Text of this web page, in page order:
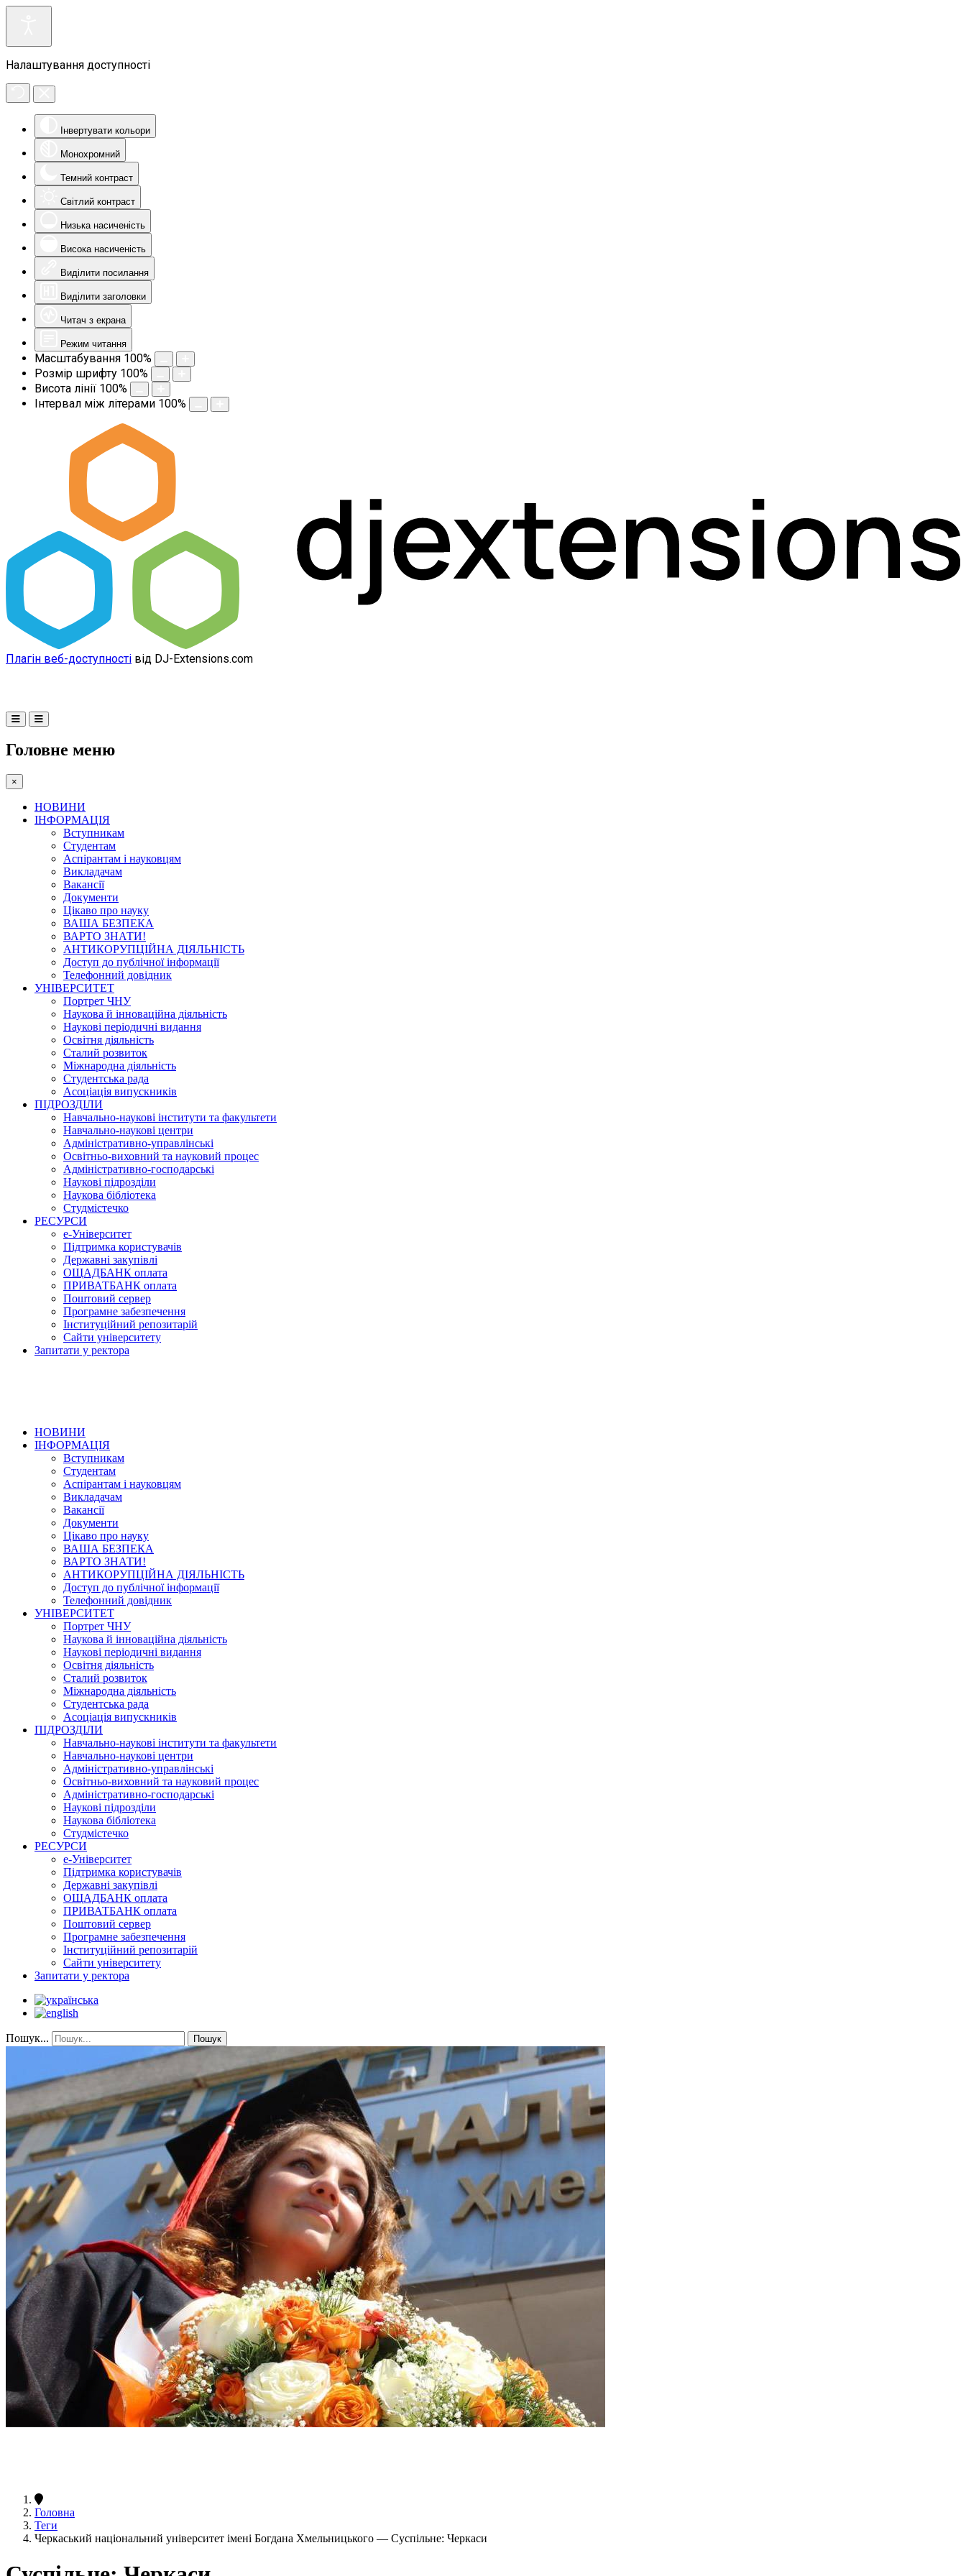
Налаштування доступності
Інвертувати кольори
Монохромний
Темний контраст
Світлий контраст
Низька насиченість
Висока насиченість
Виділити посилання
Виділити заголовки
Читач з екрана
Режим читання
Масштабування 100%
Розмір шрифту 100%
Висота лінії 100%
Інтервал між літерами 100%
Плагін веб-доступності від DJ-Extensions.com
Головне меню
×
НОВИНИ
ІНФОРМАЦІЯ
Вступникам
Студентам
Аспірантам і науковцям
Викладачам
Вакансії
Документи
Цікаво про науку
ВАША БЕЗПЕКА
ВАРТО ЗНАТИ!
АНТИКОРУПЦІЙНА ДІЯЛЬНІСТЬ
Доступ до публічної інформації
Телефонний довідник
УНІВЕРСИТЕТ
Портрет ЧНУ
Наукова й інноваційна діяльність
Наукові періодичні видання
Освітня діяльність
Сталий розвиток
Міжнародна діяльність
Студентська рада
Асоціація випускників
ПІДРОЗДІЛИ
Навчально-наукові інститути та факультети
Навчально-наукові центри
Адміністративно-управлінські
Освітньо-виховний та науковий процес
Адміністративно-господарські
Наукові підрозділи
Наукова бібліотека
Студмістечко
РЕСУРСИ
е-Університет
Підтримка користувачів
Державні закупівлі
ОЩАДБАНК оплата
ПРИВАТБАНК оплата
Поштовий сервер
Програмне забезпечення
Інституційний репозитарій
Сайти університету
Запитати у ректора
НОВИНИ
ІНФОРМАЦІЯ
Вступникам
Студентам
Аспірантам і науковцям
Викладачам
Вакансії
Документи
Цікаво про науку
ВАША БЕЗПЕКА
ВАРТО ЗНАТИ!
АНТИКОРУПЦІЙНА ДІЯЛЬНІСТЬ
Доступ до публічної інформації
Телефонний довідник
УНІВЕРСИТЕТ
Портрет ЧНУ
Наукова й інноваційна діяльність
Наукові періодичні видання
Освітня діяльність
Сталий розвиток
Міжнародна діяльність
Студентська рада
Асоціація випускників
ПІДРОЗДІЛИ
Навчально-наукові інститути та факультети
Навчально-наукові центри
Адміністративно-управлінські
Освітньо-виховний та науковий процес
Адміністративно-господарські
Наукові підрозділи
Наукова бібліотека
Студмістечко
РЕСУРСИ
е-Університет
Підтримка користувачів
Державні закупівлі
ОЩАДБАНК оплата
ПРИВАТБАНК оплата
Поштовий сервер
Програмне забезпечення
Інституційний репозитарій
Сайти університету
Запитати у ректора
Пошук... Пошук
Головна
Теги
Черкаський національний університет імені Богдана Хмельницького — Суспільне: Черкаси